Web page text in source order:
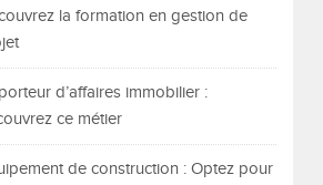
la formation en gestion de
d’affaires immobilier :
ce métier
de construction : Optez pour